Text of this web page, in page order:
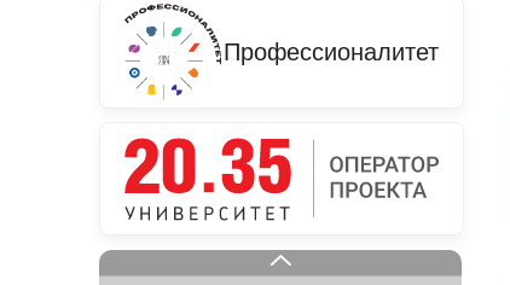
Профессионалитет